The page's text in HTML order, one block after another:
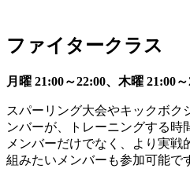
ファイタークラス
月曜 21:00～22:00、木曜 21:00
スパーリング大会やキックボク
ンバーが、トレーニングする時
メンバーだけでなく、より実戦
組みたいメンバーも参加可能で